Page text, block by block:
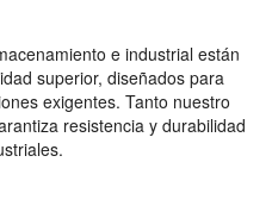
e industrial están
superior, diseñados para
exigentes. Tanto nuestro
resistencia y durabilidad